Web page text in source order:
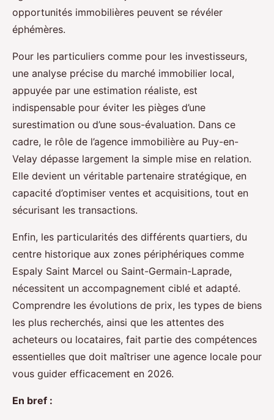
opportunités immobilières peuvent se révéler
éphémères.
Pour les particuliers comme pour les investisseurs,
une analyse précise du marché immobilier local,
appuyée par une estimation réaliste, est
indispensable pour éviter les pièges d’une
surestimation ou d’une sous-évaluation. Dans ce
cadre, le rôle de l’agence immobilière au Puy-en-
Velay dépasse largement la simple mise en relation.
Elle devient un véritable partenaire stratégique, en
capacité d’optimiser ventes et acquisitions, tout en
sécurisant les transactions.
Enfin, les particularités des différents quartiers, du
centre historique aux zones périphériques comme
Espaly Saint Marcel ou Saint-Germain-Laprade,
nécessitent un accompagnement ciblé et adapté.
Comprendre les évolutions de prix, les types de biens
les plus recherchés, ainsi que les attentes des
acheteurs ou locataires, fait partie des compétences
essentielles que doit maîtriser une agence locale pour
vous guider efficacement en 2026.
En bref :